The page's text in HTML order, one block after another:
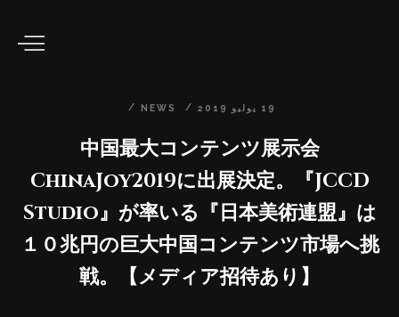
19 يوليو 2019
NEWS
中国最大コンテンツ展示会
ChinaJoy2019に出展決定。『JCCD
Studio』が率いる『日本美術連盟』は
１０兆円の巨大中国コンテンツ市場へ挑
戦。【メディア招待あり】